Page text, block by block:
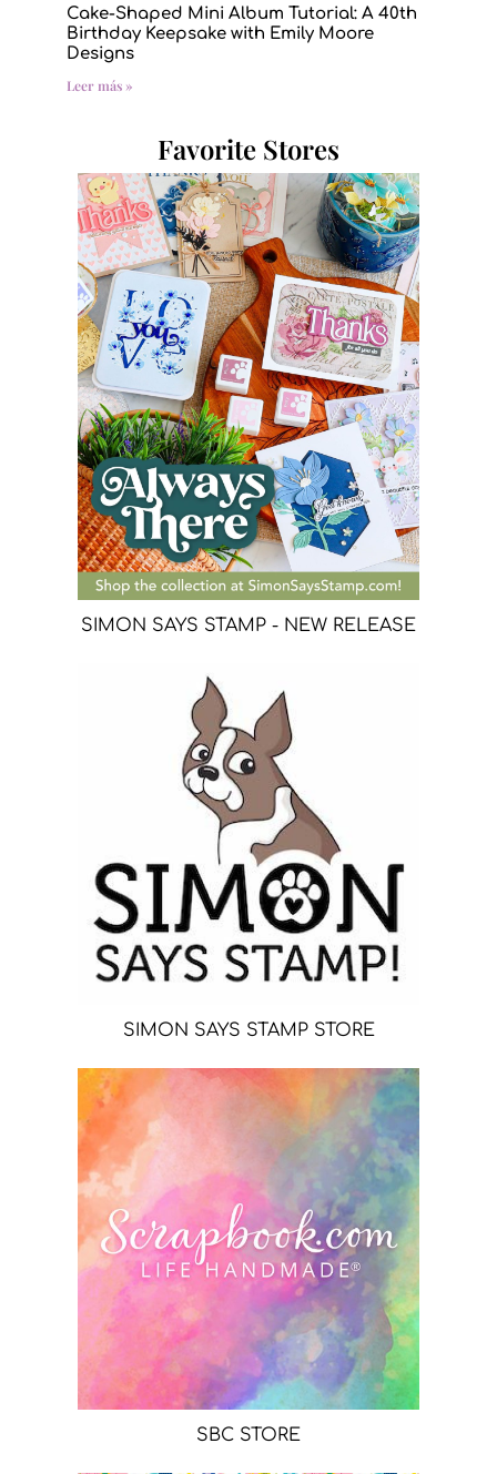
Cake-Shaped Mini Album Tutorial: A 40th
Birthday Keepsake with Emily Moore
Designs
Leer más »
Favorite Stores
SIMON SAYS STAMP - NEW RELEASE
SIMON SAYS STAMP STORE
SBC STORE